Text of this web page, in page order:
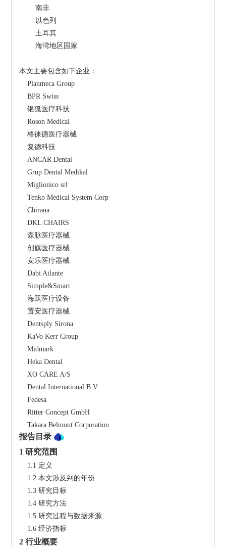
        南非
        以色列
        土耳其
        海湾地区国家
本文主要包含如下企业：
    Planmeca Group
    BPR Swiss
    银狐医疗科技
    Roson Medical
    格徕德医疗器械
    复德科技
    ANCAR Dental
    Grup Dental Medikal
    Miglionico srl
    Tenko Medical System Corp
    Chirana
    DKL CHAIRS
    森脉医疗器械
    创旗医疗器械
    安乐医疗器械
    Dabi Atlante
    Simple&Smart
    海跃医疗设备
    置安医疗器械
    Dentsply Sirona
    KaVo Kerr Group
    Midmark
    Heka Dental
    XO CARE A/S
    Dental International B.V.
    Fedesa
    Ritter Concept GmbH
    Takara Belmont Corporation
报告目录
1 研究范围
    1.1 定义
    1.2 本文涉及到的年份
    1.3 研究目标
    1.4 研究方法
    1.5 研究过程与数据来源
    1.6 经济指标
2 行业概要